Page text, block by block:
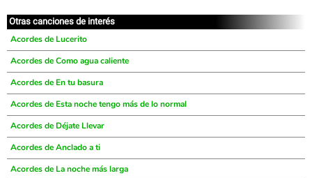
Otras canciones de interés
Acordes de Lucerito
Acordes de Como agua caliente
Acordes de En tu basura
Acordes de Esta noche tengo más de lo normal
Acordes de Déjate Llevar
Acordes de Anclado a ti
Acordes de La noche más larga